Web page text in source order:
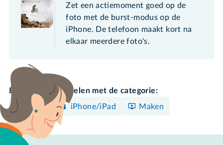
Zet een actiemoment goed op de
foto met de burst-modus op de
iPhone. De telefoon maakt kort na
elkaar meerdere foto's.
Bekijk meer artikelen met de categorie:
Video
iPhone/iPad Maken